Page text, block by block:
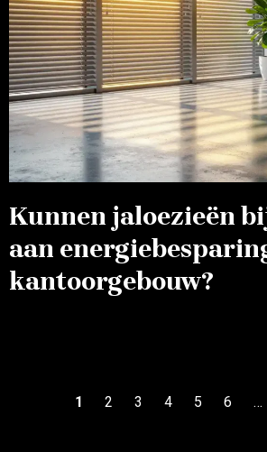
Kunnen jaloezieën
aan
kantoorgebouw?
1 2 3 4 5 6 …